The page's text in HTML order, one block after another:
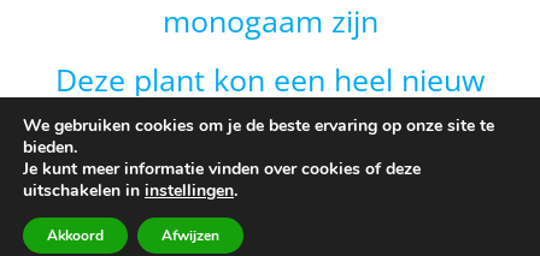
monogaam zijn
Deze plant kon een heel nieuw
gebied veroveren door van vorm te
veranderen en dat is onverwacht
We gebruiken cookies om je de beste ervaring op onze site te
bieden.
Je kunt meer informatie vinden over cookies of deze
uitschakelen in instellingen.
Akkoord Afwijzen